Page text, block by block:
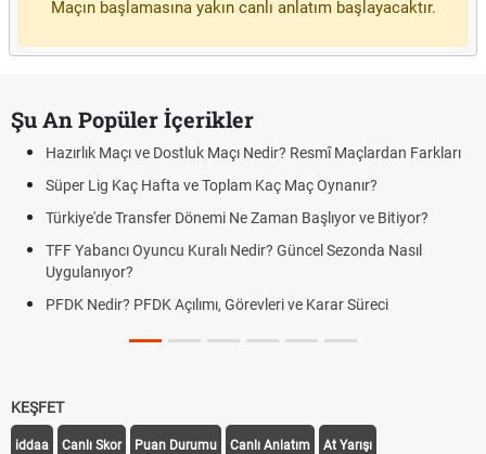
Maçın başlamasına yakın canlı anlatım başlayacaktır.
Şu An Popüler İçerikler
Hazırlık Maçı ve Dostluk Maçı Nedir? Resmî Maçlardan Farkları
Süper Lig Kaç Hafta ve Toplam Kaç Maç Oynanır?
Türkiye'de Transfer Dönemi Ne Zaman Başlıyor ve Bitiyor?
TFF Yabancı Oyuncu Kuralı Nedir? Güncel Sezonda Nasıl
Uygulanıyor?
PFDK Nedir? PFDK Açılımı, Görevleri ve Karar Süreci
KEŞFET
iddaa Canlı Skor Puan Durumu Canlı Anlatım At Yarışı